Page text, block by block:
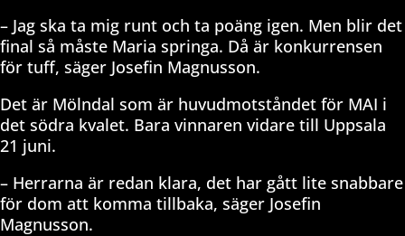
– Jag ska ta mig runt och ta poäng igen. Men blir det
final så måste Maria springa. Då är konkurrensen
för tuff, säger Josefin Magnusson.
Det är Mölndal som är huvudmotståndet för MAI i
det södra kvalet. Bara vinnaren vidare till Uppsala
21 juni.
– Herrarna är redan klara, det har gått lite snabbare
för dom att komma tillbaka, säger Josefin
Magnusson.